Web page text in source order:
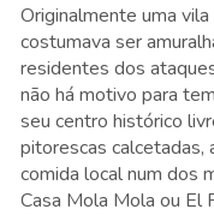
Originalmente uma
costumava ser
residentes dos
não há motivo para
seu centro histórico
pitorescas calcetadas,
comida local num dos
Casa Mola Mola ou El